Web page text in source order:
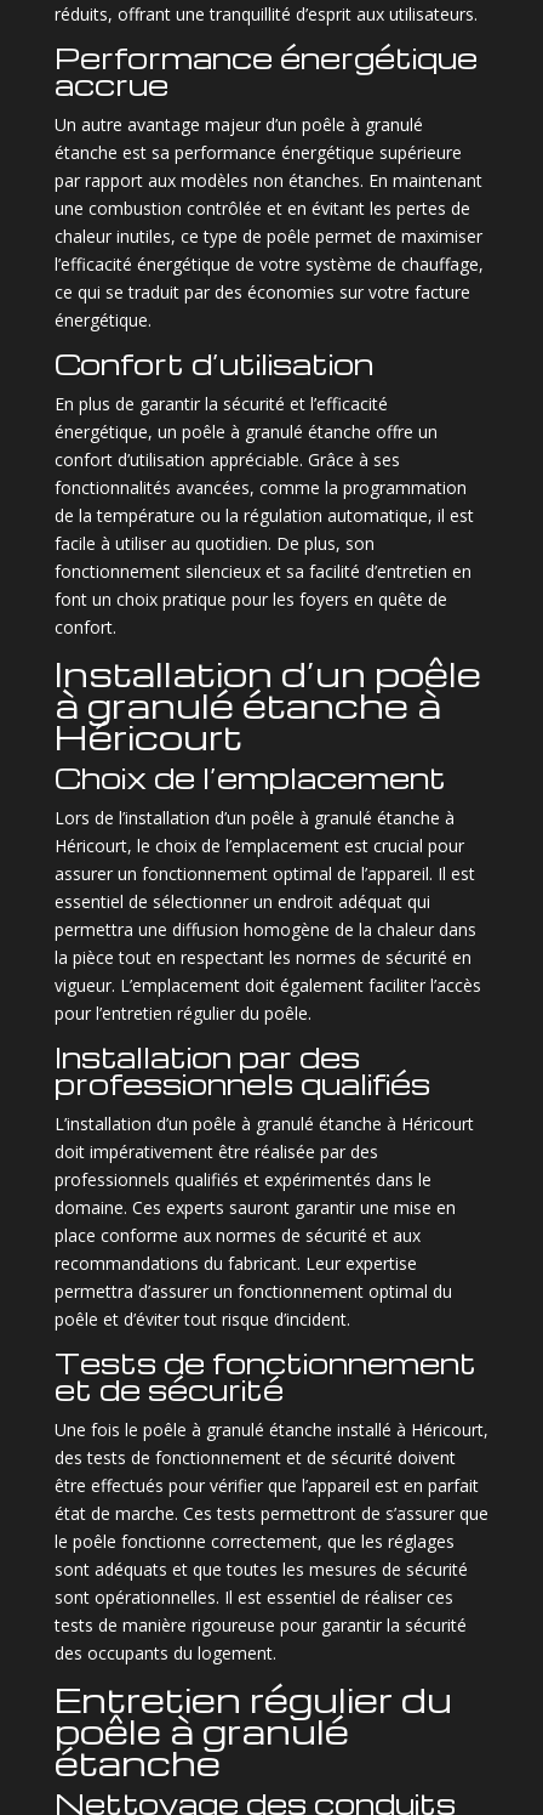
réduits, offrant une tranquillité d’esprit aux utilisateurs.
Performance énergétique
accrue
Un autre avantage majeur d’un poêle à granulé
étanche est sa performance énergétique supérieure
par rapport aux modèles non étanches. En maintenant
une combustion contrôlée et en évitant les pertes de
chaleur inutiles, ce type de poêle permet de maximiser
l’efficacité énergétique de votre système de chauffage,
ce qui se traduit par des économies sur votre facture
énergétique.
Confort d’utilisation
En plus de garantir la sécurité et l’efficacité
énergétique, un poêle à granulé étanche offre un
confort d’utilisation appréciable. Grâce à ses
fonctionnalités avancées, comme la programmation
de la température ou la régulation automatique, il est
facile à utiliser au quotidien. De plus, son
fonctionnement silencieux et sa facilité d’entretien en
font un choix pratique pour les foyers en quête de
confort.
Installation d’un poêle
à granulé étanche à
Héricourt
Choix de l’emplacement
Lors de l’installation d’un poêle à granulé étanche à
Héricourt, le choix de l’emplacement est crucial pour
assurer un fonctionnement optimal de l’appareil. Il est
essentiel de sélectionner un endroit adéquat qui
permettra une diffusion homogène de la chaleur dans
la pièce tout en respectant les normes de sécurité en
vigueur. L’emplacement doit également faciliter l’accès
pour l’entretien régulier du poêle.
Installation par des
professionnels qualifiés
L’installation d’un poêle à granulé étanche à Héricourt
doit impérativement être réalisée par des
professionnels qualifiés et expérimentés dans le
domaine. Ces experts sauront garantir une mise en
place conforme aux normes de sécurité et aux
recommandations du fabricant. Leur expertise
permettra d’assurer un fonctionnement optimal du
poêle et d’éviter tout risque d’incident.
Tests de fonctionnement
et de sécurité
Une fois le poêle à granulé étanche installé à Héricourt,
des tests de fonctionnement et de sécurité doivent
être effectués pour vérifier que l’appareil est en parfait
état de marche. Ces tests permettront de s’assurer que
le poêle fonctionne correctement, que les réglages
sont adéquats et que toutes les mesures de sécurité
sont opérationnelles. Il est essentiel de réaliser ces
tests de manière rigoureuse pour garantir la sécurité
des occupants du logement.
Entretien régulier du
poêle à granulé
étanche
Nettoyage des conduits